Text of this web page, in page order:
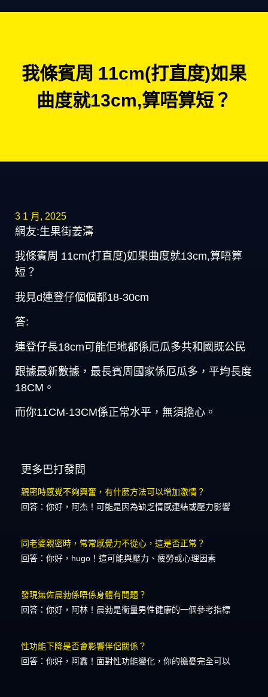
我條賓周 11cm(打直度)如果
曲度就13cm,算唔算短？
3 1 月, 2025
網友:生果街姜濤
我條賓周 11cm(打直度)如果曲度就13cm,算唔算
短？
我見d連登仔個個都18-30cm
答:
連登仔長18cm可能佢地都係厄瓜多共和國既公民
跟據最新數據，最長賓周國家係厄瓜多，平均長度
18CM。
而你11CM-13CM係正常水平，無須擔心。
更多巴打發問
親密時感覺不夠興奮，有什麼方法可以增加激情？
回答：你好，阿杰！可能是因為缺乏情感連結或壓力影響
同老婆親密時，常常感覺力不從心，這是否正常？
回答：你好，hugo！這可能與壓力、疲勞或心理因素
發現無佐晨勃係唔係身體有問題？
回答：你好，阿林！晨勃是衡量男性健康的一個參考指標
性功能下降是否會影響伴侶關係？
回答：你好，阿鑫！面對性功能變化，你的擔憂完全可以